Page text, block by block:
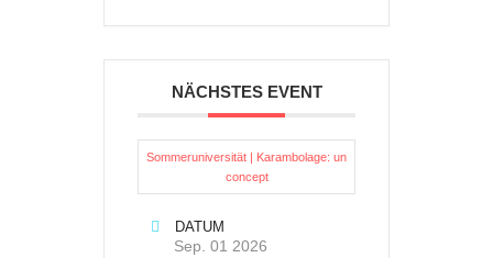
NÄCHSTES EVENT
Sommeruniversität | Karambolage: un
concept
DATUM
Sep. 01 2026